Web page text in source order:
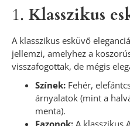
1. Klasszikus
A klasszikus esküvő
jellemzi, amelyhez a
visszafogottak, de mégis
Színek: Fehér,
árnyalatok (mint a
menta).